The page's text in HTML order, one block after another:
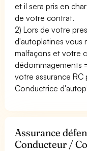
et il sera pris en
de votre contrat.
2) Lors de votre
d'autoplatines vous
malfaçons et votre
dédommagements
votre assurance
Conductrice
Assurance
Conducteur /